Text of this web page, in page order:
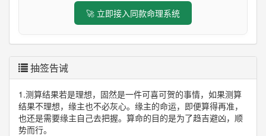
🚀 立即接入同款命理系统
抽签告诫
1.测算结果若是理想，固然是一件可喜可贺的事情，如果测算
结果不理想，缘主也不必灰心。缘主的命运，即便算得再准，
也还是需要缘主自己去把握。算命的目的是为了趋吉避凶，顺
势而行。